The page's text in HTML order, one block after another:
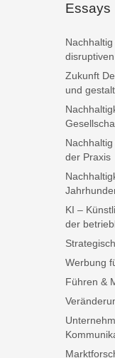
Essays
Zukunft
und
der Praxis
KI –
der
Werbung
Führen &